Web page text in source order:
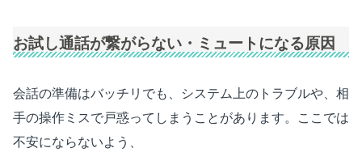
お試し通話が繋がらない・ミュートになる原因
会話の準備はバッチリでも、システム上のトラブルや、相
手の操作ミスで戸惑ってしまうことがあります。ここでは
不安にならないよう、